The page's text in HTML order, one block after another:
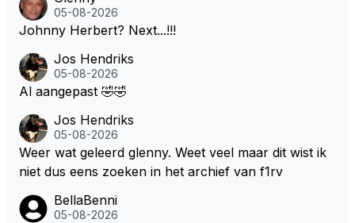
05-08-2026
Johnny Herbert? Next...!!!
Jos Hendriks
05-08-2026
Al aangepast 🤣🤣
Jos Hendriks
05-08-2026
Weer wat geleerd glenny. Weet veel maar dit wist ik
niet dus eens zoeken in het archief van f1rv
BellaBenni
05-08-2026